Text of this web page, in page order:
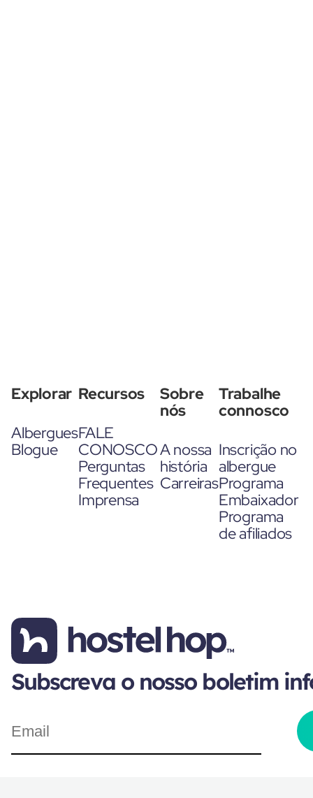
Explorar
Albergues
Blogue
Recursos
FALE
CONOSCO
Perguntas
Frequentes
Imprensa
Sobre
nós
A nossa
história
Carreiras
Trabalhe
connosco
Inscrição no
albergue
Programa
Embaixador
Programa
de afiliados
Subscreva o nosso boletim